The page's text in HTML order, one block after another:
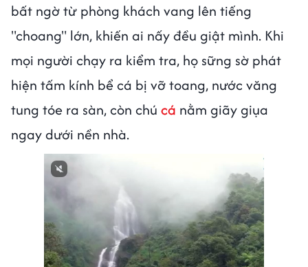
bất ngờ từ phòng khách vang lên tiếng
"choang" lớn, khiến ai nấy đều giật mình. Khi
mọi người chạy ra kiểm tra, họ sững sờ phát
hiện tấm kính bể cá bị vỡ toang, nước văng
tung tóe ra sàn, còn chú cá nằm giãy giụa
ngay dưới nền nhà.
Next video in 1 Cancel